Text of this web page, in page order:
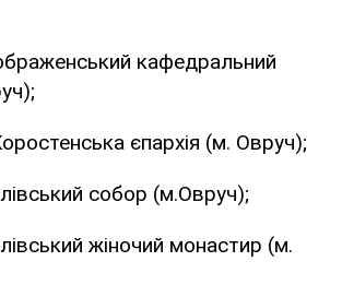
кафедральний
єпархія (м. Овруч);
собор (м.Овруч);
жіночий монастир (м.